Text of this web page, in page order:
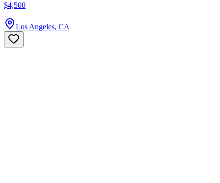
$4,500
Los Angeles, CA